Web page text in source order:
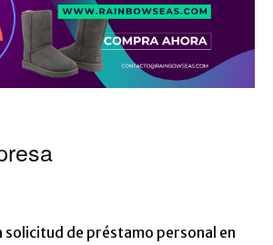
solicitud de préstamo personal en